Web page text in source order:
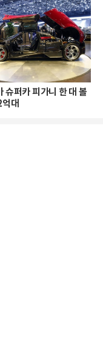
슈퍼카 피가니 한 대 볼
대